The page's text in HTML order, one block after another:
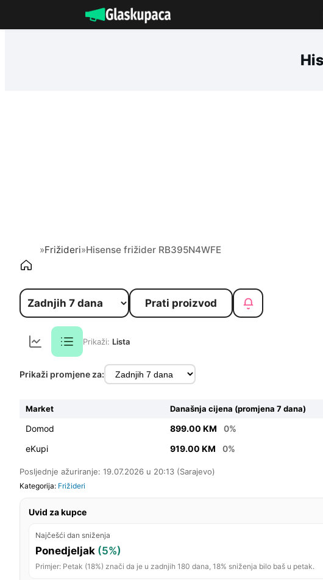
na
»Frižideri»Hisense frižider RB395N4WFE
Prati proizvod
Prikaži: Lista
Prikaži promjene za:
Market Današnja cijena (promjena 7 dana)
Domod 899.00 KM
0%
eKupi
919.00 KM 0%
Posljednje ažuriranje: 19.07.2026 u 20:13 (Sarajevo)
Kategorija: Frižideri
Uvid za kupce
Najčešći dan sniženja
Ponedjeljak (5%)
Primjer: Petak (18%) znači da je u zadnjih 180 dana, 18% sniženja bilo baš u petak.